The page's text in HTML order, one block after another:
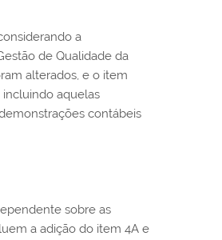
a
de Qualidade da
alterados, e o item
incluindo aquelas
contábeis
sobre as
a adição do item 4A e